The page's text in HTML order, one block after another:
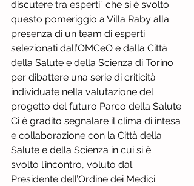
discutere tra esperti” che si è svolto
questo pomeriggio a Villa Raby alla
presenza di un team di esperti
selezionati dall’OMCeO e dalla Città
della Salute e della Scienza di Torino
per dibattere una serie di criticità
individuate nella valutazione del
progetto del futuro Parco della Salute.
Ci è gradito segnalare il clima di intesa
e collaborazione con la Città della
Salute e della Scienza in cui si è
svolto l’incontro, voluto dal
Presidente dell’Ordine dei Medici